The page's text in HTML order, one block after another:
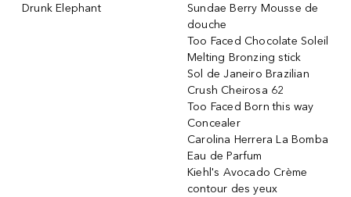
Drunk Elephant
Sundae Berry Mousse de
douche
Too Faced Chocolate Soleil
Melting Bronzing stick
Sol de Janeiro Brazilian
Crush Cheirosa 62
Too Faced Born this way
Concealer
Carolina Herrera La Bomba
Eau de Parfum
Kiehl's Avocado Crème
contour des yeux